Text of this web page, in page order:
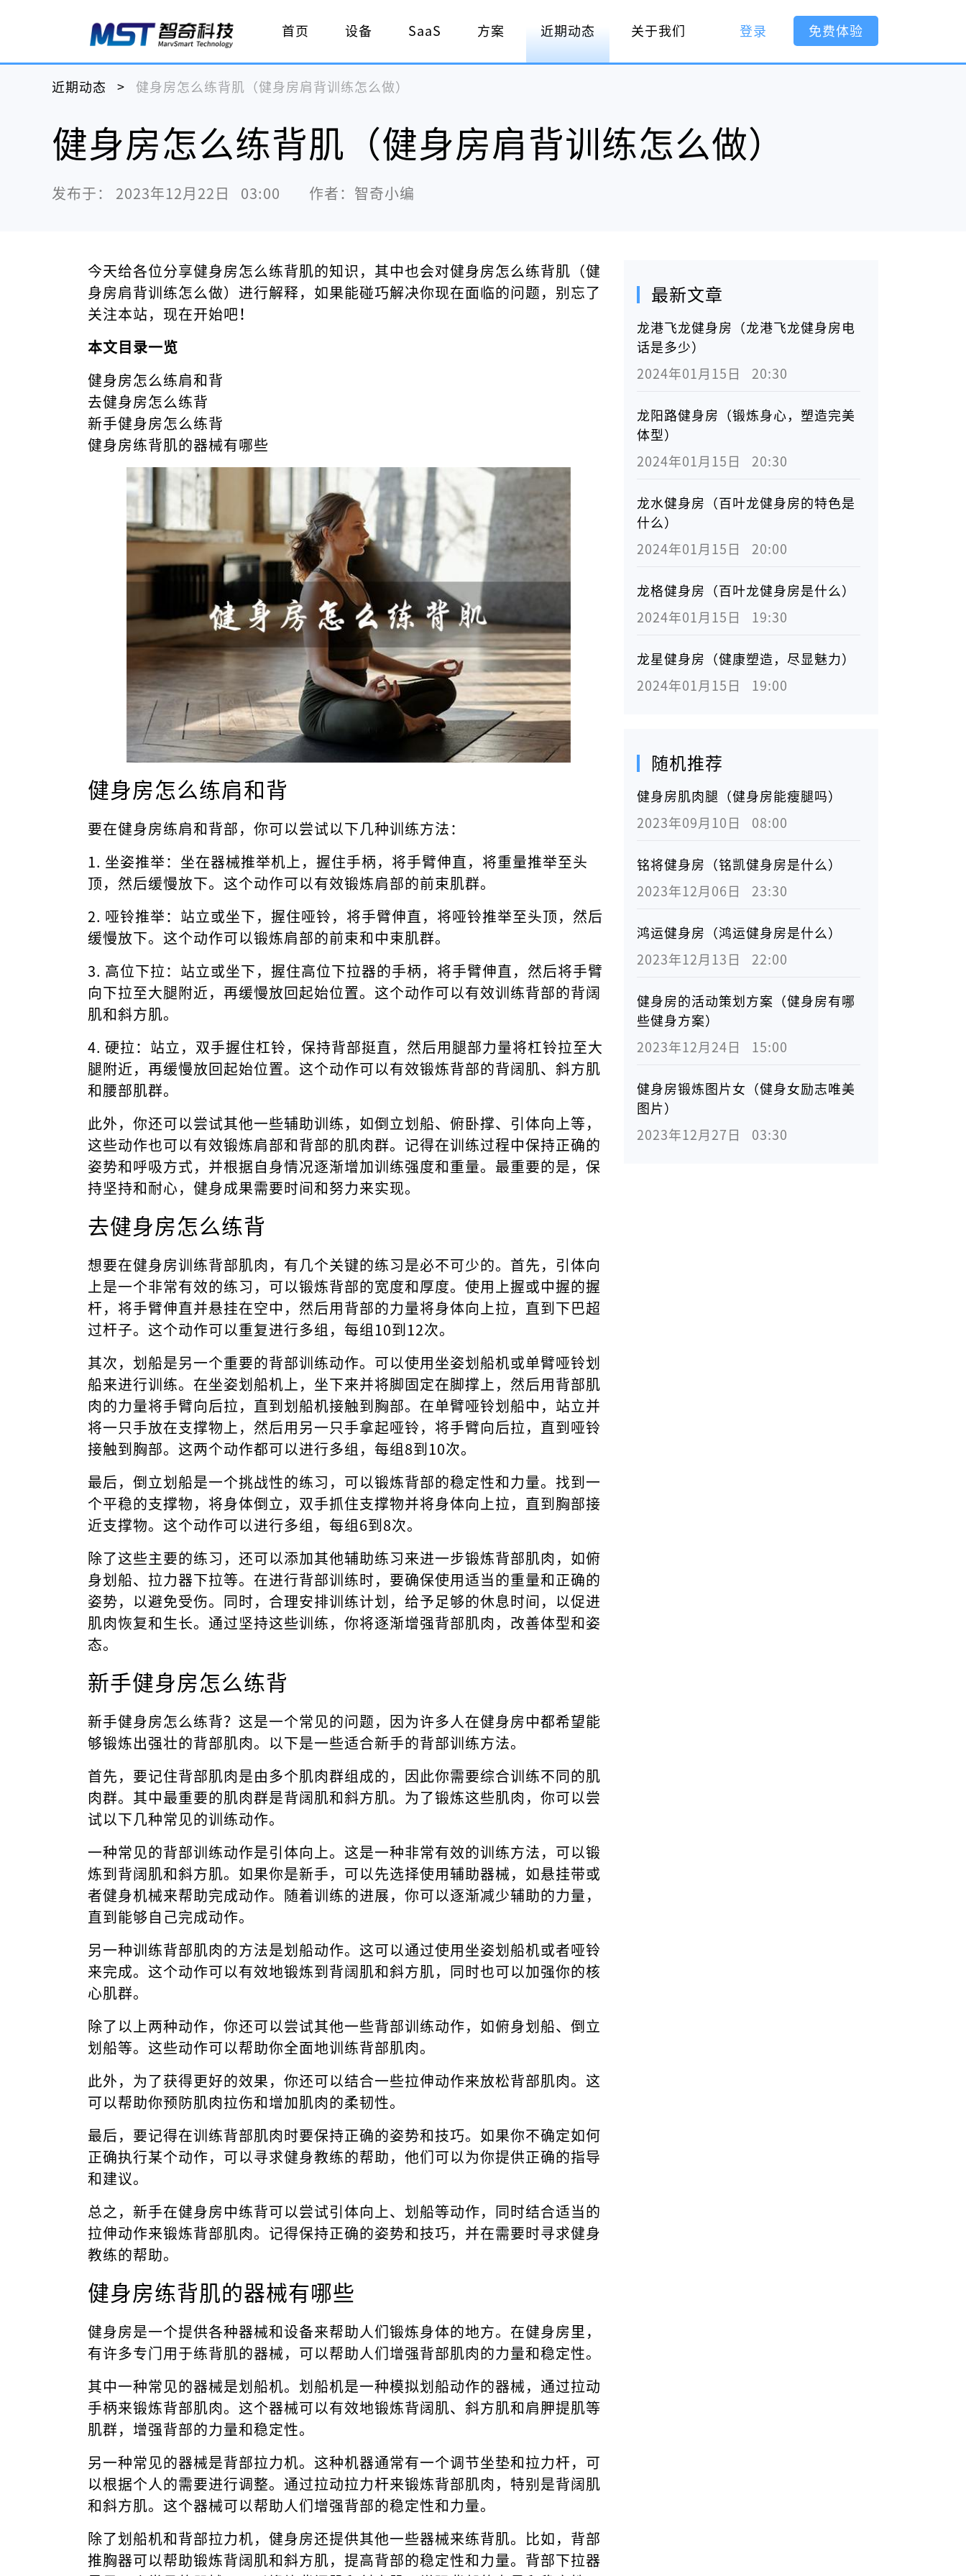
首页 设备 SaaS 方案 近期动态 关于我们 登录 免费体验
近期动态 > 健身房怎么练背肌（健身房肩背训练怎么做）
健身房怎么练背肌（健身房肩背训练怎么做）
发布于： 2023年12月22日   03:00 作者：智奇小编
今天给各位分享健身房怎么练背肌的知识，其中也会对健身房怎么练背肌（健
身房肩背训练怎么做）进行解释，如果能碰巧解决你现在面临的问题，别忘了
关注本站，现在开始吧！
本文目录一览
健身房怎么练肩和背
去健身房怎么练背
新手健身房怎么练背
健身房练背肌的器械有哪些
健身房怎么练肩和背
要在健身房练肩和背部，你可以尝试以下几种训练方法：
1. 坐姿推举：坐在器械推举机上，握住手柄，将手臂伸直，将重量推举至头
顶，然后缓慢放下。这个动作可以有效锻炼肩部的前束肌群。
2. 哑铃推举：站立或坐下，握住哑铃，将手臂伸直，将哑铃推举至头顶，然后
缓慢放下。这个动作可以锻炼肩部的前束和中束肌群。
3. 高位下拉：站立或坐下，握住高位下拉器的手柄，将手臂伸直，然后将手臂
向下拉至大腿附近，再缓慢放回起始位置。这个动作可以有效训练背部的背阔
肌和斜方肌。
4. 硬拉：站立，双手握住杠铃，保持背部挺直，然后用腿部力量将杠铃拉至大
腿附近，再缓慢放回起始位置。这个动作可以有效锻炼背部的背阔肌、斜方肌
和腰部肌群。
此外，你还可以尝试其他一些辅助训练，如倒立划船、俯卧撑、引体向上等，
这些动作也可以有效锻炼肩部和背部的肌肉群。记得在训练过程中保持正确的
姿势和呼吸方式，并根据自身情况逐渐增加训练强度和重量。最重要的是，保
持坚持和耐心，健身成果需要时间和努力来实现。
去健身房怎么练背
想要在健身房训练背部肌肉，有几个关键的练习是必不可少的。首先，引体向
上是一个非常有效的练习，可以锻炼背部的宽度和厚度。使用上握或中握的握
杆，将手臂伸直并悬挂在空中，然后用背部的力量将身体向上拉，直到下巴超
过杆子。这个动作可以重复进行多组，每组10到12次。
其次，划船是另一个重要的背部训练动作。可以使用坐姿划船机或单臂哑铃划
船来进行训练。在坐姿划船机上，坐下来并将脚固定在脚撑上，然后用背部肌
肉的力量将手臂向后拉，直到划船机接触到胸部。在单臂哑铃划船中，站立并
将一只手放在支撑物上，然后用另一只手拿起哑铃，将手臂向后拉，直到哑铃
接触到胸部。这两个动作都可以进行多组，每组8到10次。
最后，倒立划船是一个挑战性的练习，可以锻炼背部的稳定性和力量。找到一
个平稳的支撑物，将身体倒立，双手抓住支撑物并将身体向上拉，直到胸部接
近支撑物。这个动作可以进行多组，每组6到8次。
除了这些主要的练习，还可以添加其他辅助练习来进一步锻炼背部肌肉，如俯
身划船、拉力器下拉等。在进行背部训练时，要确保使用适当的重量和正确的
姿势，以避免受伤。同时，合理安排训练计划，给予足够的休息时间，以促进
肌肉恢复和生长。通过坚持这些训练，你将逐渐增强背部肌肉，改善体型和姿
态。
新手健身房怎么练背
新手健身房怎么练背？这是一个常见的问题，因为许多人在健身房中都希望能
够锻炼出强壮的背部肌肉。以下是一些适合新手的背部训练方法。
首先，要记住背部肌肉是由多个肌肉群组成的，因此你需要综合训练不同的肌
肉群。其中最重要的肌肉群是背阔肌和斜方肌。为了锻炼这些肌肉，你可以尝
试以下几种常见的训练动作。
一种常见的背部训练动作是引体向上。这是一种非常有效的训练方法，可以锻
炼到背阔肌和斜方肌。如果你是新手，可以先选择使用辅助器械，如悬挂带或
者健身机械来帮助完成动作。随着训练的进展，你可以逐渐减少辅助的力量，
直到能够自己完成动作。
另一种训练背部肌肉的方法是划船动作。这可以通过使用坐姿划船机或者哑铃
来完成。这个动作可以有效地锻炼到背阔肌和斜方肌，同时也可以加强你的核
心肌群。
除了以上两种动作，你还可以尝试其他一些背部训练动作，如俯身划船、倒立
划船等。这些动作可以帮助你全面地训练背部肌肉。
此外，为了获得更好的效果，你还可以结合一些拉伸动作来放松背部肌肉。这
可以帮助你预防肌肉拉伤和增加肌肉的柔韧性。
最后，要记得在训练背部肌肉时要保持正确的姿势和技巧。如果你不确定如何
正确执行某个动作，可以寻求健身教练的帮助，他们可以为你提供正确的指导
和建议。
总之，新手在健身房中练背可以尝试引体向上、划船等动作，同时结合适当的
拉伸动作来锻炼背部肌肉。记得保持正确的姿势和技巧，并在需要时寻求健身
教练的帮助。
健身房练背肌的器械有哪些
健身房是一个提供各种器械和设备来帮助人们锻炼身体的地方。在健身房里，
有许多专门用于练背肌的器械，可以帮助人们增强背部肌肉的力量和稳定性。
其中一种常见的器械是划船机。划船机是一种模拟划船动作的器械，通过拉动
手柄来锻炼背部肌肉。这个器械可以有效地锻炼背阔肌、斜方肌和肩胛提肌等
肌群，增强背部的力量和稳定性。
另一种常见的器械是背部拉力机。这种机器通常有一个调节坐垫和拉力杆，可
以根据个人的需要进行调整。通过拉动拉力杆来锻炼背部肌肉，特别是背阔肌
和斜方肌。这个器械可以帮助人们增强背部的稳定性和力量。
除了划船机和背部拉力机，健身房还提供其他一些器械来练背肌。比如，背部
推胸器可以帮助锻炼背阔肌和斜方肌，提高背部的稳定性和力量。背部下拉器
最新文章
龙港飞龙健身房（龙港飞龙健身房电
话是多少）
2024年01月15日   20:30
龙阳路健身房（锻炼身心，塑造完美
体型）
2024年01月15日   20:30
龙水健身房（百叶龙健身房的特色是
什么）
2024年01月15日   20:00
龙格健身房（百叶龙健身房是什么）
2024年01月15日   19:30
龙星健身房（健康塑造，尽显魅力）
2024年01月15日   19:00
随机推荐
健身房肌肉腿（健身房能瘦腿吗）
2023年09月10日   08:00
铭将健身房（铭凯健身房是什么）
2023年12月06日   23:30
鸿运健身房（鸿运健身房是什么）
2023年12月13日   22:00
健身房的活动策划方案（健身房有哪
些健身方案）
2023年12月24日   15:00
健身房锻炼图片女（健身女励志唯美
图片）
2023年12月27日   03:30